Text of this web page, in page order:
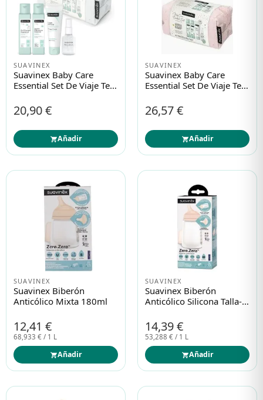
SUAVINEX
Suavinex Baby Care
Essential Set De Viaje Tela
20,90 €
Añadir
SUAVINEX
Suavinex Baby Care
Essential Set De Viaje Tela
26,57 €
Añadir
SUAVINEX
Suavinex Biberón
Anticólico Mixta 180ml
12,41 €
68,933 € / 1 L
Añadir
SUAVINEX
Suavinex Biberón
Anticólico Silicona Talla-
14,39 €
53,288 € / 1 L
Añadir